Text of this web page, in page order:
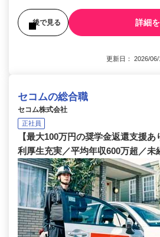
後で見る 詳細
更新日： 2026/
セコムの総合職
セコム株式会社
正社員
【最大100万円の奨学金返還支援
利厚生充実／平均年収600万超／未